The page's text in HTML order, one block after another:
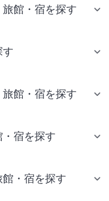
館・宿を探す
す
館・宿を探す
宿を探す
・宿を探す